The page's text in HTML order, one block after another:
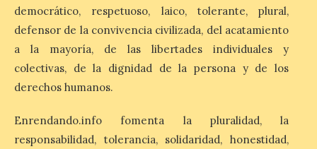
El Ayuntamiento de La
Bañeza designa a Arturo
Martínez Matilla como
pregonero de las Fiestas
sábado 8 de agosto a las 21,00 horas en el
comunicador astorgano Arturo Martínez
Matilla, […]
democrático, respetuoso, laico, tolerante, plural,
defensor de la convivencia civilizada, del acatamiento
a la mayoría, de las libertades individuales y
colectivas, de la dignidad de la persona y de los
derechos humanos.
Enrendando.info fomenta la pluralidad, la
responsabilidad, tolerancia, solidaridad, honestidad,